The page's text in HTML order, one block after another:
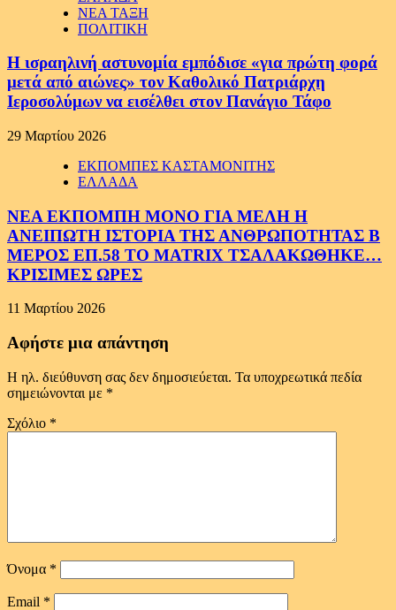
ΝΕΑ ΤΑΞΗ
ΠΟΛΙΤΙΚΗ
Η ισραηλινή αστυνομία εμπόδισε «για πρώτη φορά
μετά από αιώνες» τον Καθολικό Πατριάρχη
Ιεροσολύμων να εισέλθει στον Πανάγιο Τάφο
29 Μαρτίου 2026
ΕΚΠΟΜΠΕΣ ΚΑΣΤΑΜΟΝΙΤΗΣ
ΕΛΛΑΔΑ
ΝΕΑ ΕΚΠΟΜΠΗ ΜΟΝΟ ΓΙΑ ΜΕΛΗ Η
ΑΝΕΙΠΩΤΗ ΙΣΤΟΡΙΑ ΤΗΣ ΑΝΘΡΩΠΟΤΗΤΑΣ Β
ΜΕΡΟΣ ΕΠ.58 ΤΟ MATRIX ΤΣΑΛΑΚΩΘΗΚΕ…
ΚΡΙΣΙΜΕΣ ΩΡΕΣ
11 Μαρτίου 2026
Αφήστε μια απάντηση
Η ηλ. διεύθυνση σας δεν δημοσιεύεται. Τα υποχρεωτικά πεδία
σημειώνονται με *
Σχόλιο *
Όνομα *
Email *